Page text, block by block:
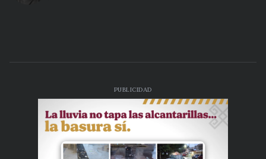
PUBLICIDAD